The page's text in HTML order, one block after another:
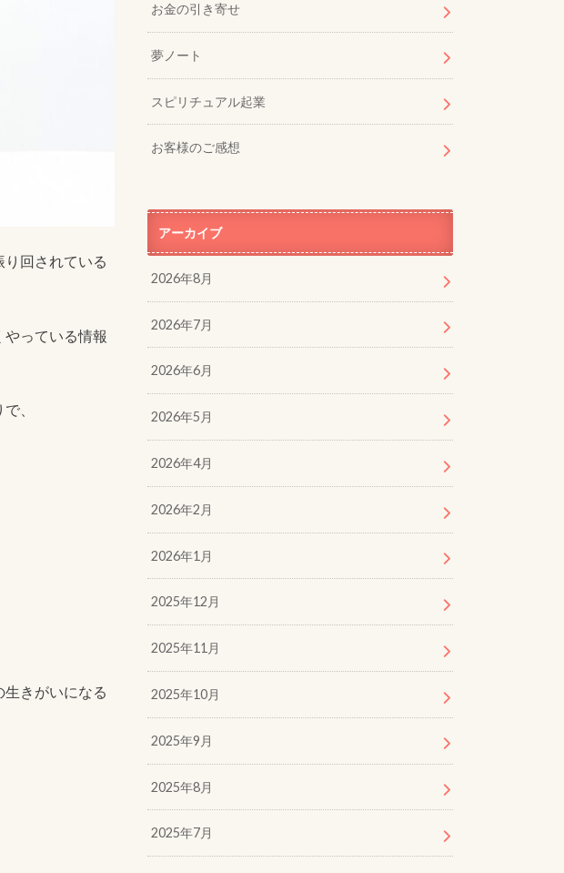
り回されている
っている情報
、
生きがいになる
お金の引き寄せ
夢ノート
スピリチュアル起業
お客様のご感想
アーカイブ
2026年8月
2026年7月
2026年6月
2026年5月
2026年4月
2026年2月
2026年1月
2025年12月
2025年11月
2025年10月
2025年9月
2025年8月
2025年7月